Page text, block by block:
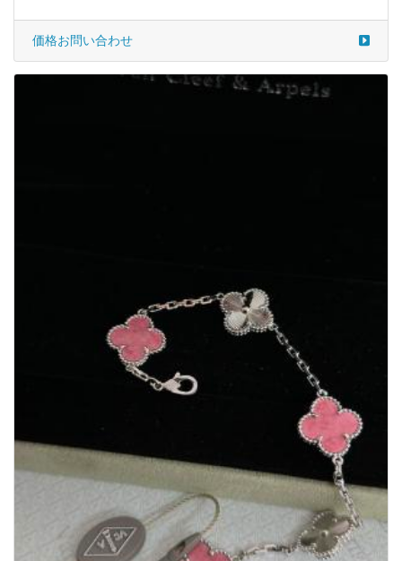
6035691/宝石 から ヴァンクリーフ＆アーペル/VAN CLEEF & ARPELS